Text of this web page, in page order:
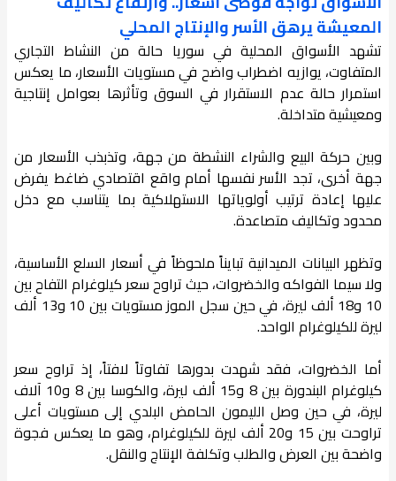
المعيشة يرهق الأسر والإنتاج المحلي
تشهد الأسواق المحلية في سوريا حالة من النشاط التجاري
المتفاوت، يوازيه اضطراب واضح في مستويات الأسعار، ما يعكس
استمرار حالة عدم الاستقرار في السوق وتأثرها بعوامل إنتاجية
ومعيشية متداخلة.
وبين حركة البيع والشراء النشطة من جهة، وتذبذب الأسعار من
جهة أخرى، تجد الأسر نفسها أمام واقع اقتصادي ضاغط يفرض
عليها إعادة ترتيب أولوياتها الاستهلاكية بما يتناسب مع دخل
محدود وتكاليف متصاعدة.
وتظهر البيانات الميدانية تبايناً ملحوظاً في أسعار السلع الأساسية،
ولا سيما الفواكه والخضروات، حيث تراوح سعر كيلوغرام التفاح بين
10 و18 ألف ليرة، في حين سجل الموز مستويات بين 10 و13 ألف
ليرة للكيلوغرام الواحد.
أما الخضروات، فقد شهدت بدورها تفاوتاً لافتاً، إذ تراوح سعر
كيلوغرام البندورة بين 8 و15 ألف ليرة، والكوسا بين 8 و10 آلاف
ليرة، في حين وصل الليمون الحامض البلدي إلى مستويات أعلى
تراوحت بين 15 و20 ألف ليرة للكيلوغرام، وهو ما يعكس فجوة
واضحة بين العرض والطلب وتكلفة الإنتاج والنقل.